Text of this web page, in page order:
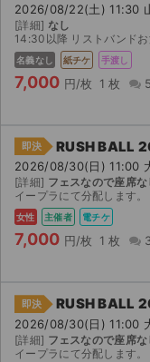
2026/08/22(土) 11:30
[詳細] なし
14:30以降 リストバンドお
名義なし 紙チケ 手渡し
7,000 円/枚 1 枚
即決 RUSH BALL
2026/08/30(日) 11:00
[詳細] フェスなので座席な
イープラにて分配します。 8/27 15
女性 主催者 電チケ
7,000 円/枚 1 枚
即決 RUSH BALL
2026/08/30(日) 11:00
[詳細] フェスなので座席な
イープラにて分配します。 8/27 15